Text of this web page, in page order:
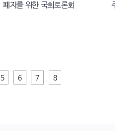
폐지를 위한 국회토론회
5 6 7 8